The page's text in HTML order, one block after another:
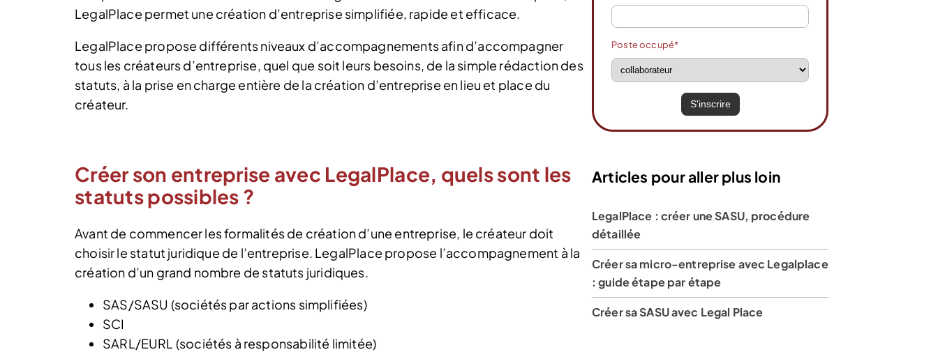
LegalPlace permet une création d’entreprise simplifiée, rapide et efficace.
LegalPlace propose différents niveaux d’accompagnements afin d’accompagner
tous les créateurs d’entreprise, quel que soit leurs besoins, de la simple rédaction des
statuts, à la prise en charge entière de la création d’entreprise en lieu et place du
créateur.
Créer son entreprise avec LegalPlace, quels sont les
statuts possibles ?
Avant de commencer les formalités de création d’une entreprise, le créateur doit
choisir le statut juridique de l’entreprise. LegalPlace propose l’accompagnement à la
création d’un grand nombre de statuts juridiques.
SAS/SASU (sociétés par actions simplifiées)
SCI
SARL/EURL (sociétés à responsabilité limitée)
Poste occupé*
Articles pour aller plus loin
LegalPlace : créer une SASU, procédure
détaillée
Créer sa micro-entreprise avec Legalplace
: guide étape par étape
Créer sa SASU avec Legal Place